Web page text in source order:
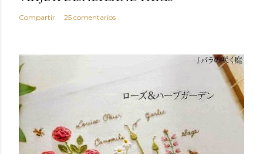
Compartir 25 comentarios